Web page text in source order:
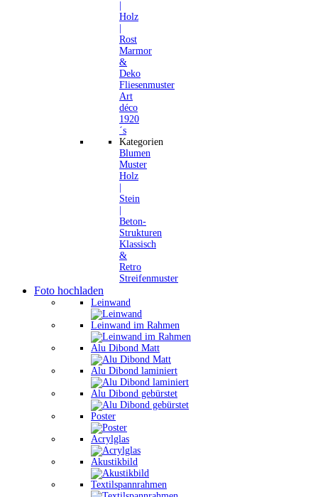
Holz
Rost
Marmor
&
Deko
Fliesenmuster
Art
déco
1920
´s
Kategorien
Blumen
Muster
Holz
Stein
Beton-
Strukturen
Klassisch
&
Retro
Streifenmuster
Foto hochladen
Leinwand
Leinwand im Rahmen
Alu Dibond Matt
Alu Dibond laminiert
Alu Dibond gebürstet
Poster
Acrylglas
Akustikbild
Textilspannrahmen